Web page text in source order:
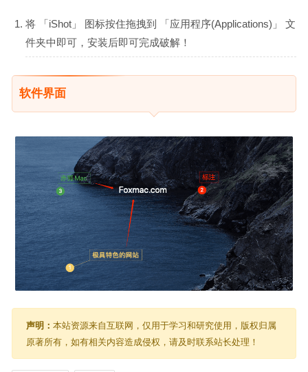
将 「iShot」 图标按住拖拽到 「应用程序(Applications)」 文
件夹中即可，安装后即可完成破解！
软件界面
声明： 本站资源来自互联网，仅用于学习和研究使用，版权归属
原著所有，如有相关内容造成侵权，请及时联系站长处理！